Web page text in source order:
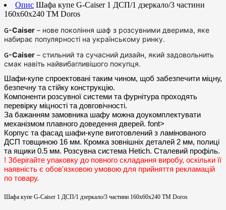
Опис Шафа купе G-Caiser 1 ДСП/1 дзеркало/3 частини
160х60х240 ТМ Doros
G-Caiser – нове покоління шаф з розсувними дверима, яке
набирає популярності на українському ринку.
G-Caiser – стильний та сучасний дизайн, який задовольнить
смак навіть найвибагливішого покупця.
Шафи-купе спроектовані таким чином, щоб забезпечити міцну,
безпечну та стійку конструкцію.
Компоненти розсувної системи та фурнітура проходять
перевірку міцності та довговічності.
За бажанням замовника шафу можна доукомплектувати
механізмом плавного доведення дверей. font>
Корпус та фасад шафи-купе виготовлений з ламінованого
ДСП товщиною 16 мм. Кромка зовнішніх деталей 2 мм, полиці
та ящики 0.5 мм. Розсувна система Hetich. Сталевий профіль.
! Зберігайте упаковку до повного складання виробу, оскільки її
наявність є обов'язковою умовою для прийняття рекламацій
по товару.
Шафа купе G-Caiser 1 ДСП/1 дзеркало/3 частини 160х60х240 ТМ Doros